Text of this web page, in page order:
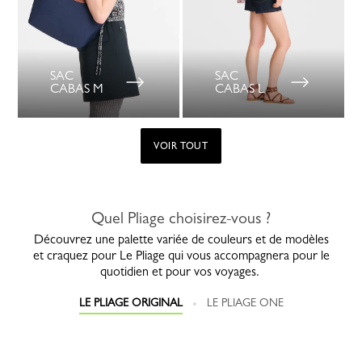
SAC
CABAS M
SAC
CABAS L
VOIR TOUT
Quel Pliage choisirez-vous ?
Découvrez une palette variée de couleurs et de modèles
et craquez pour Le Pliage qui vous accompagnera pour le
quotidien et pour vos voyages.
LE PLIAGE ORIGINAL LE PLIAGE ONE